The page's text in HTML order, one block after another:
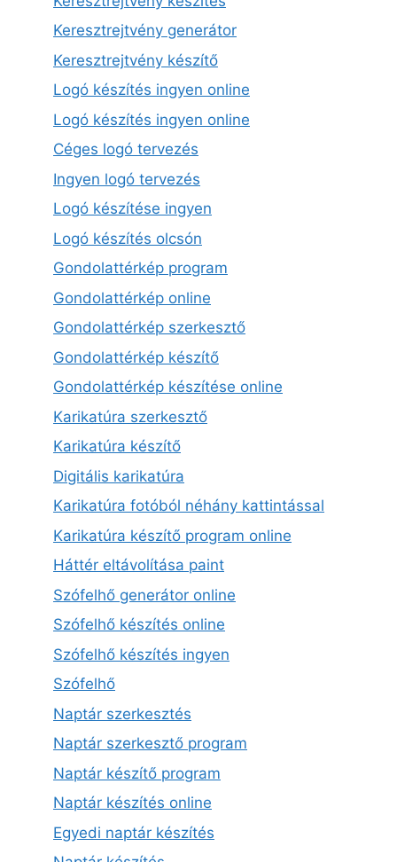
Keresztrejtvény generátor
Keresztrejtvény készítő
Logó készítés ingyen online
Logó készítés ingyen online
Céges logó tervezés
Ingyen logó tervezés
Logó készítése ingyen
Logó készítés olcsón
Gondolattérkép program
Gondolattérkép online
Gondolattérkép szerkesztő
Gondolattérkép készítő
Gondolattérkép készítése online
Karikatúra szerkesztő
Karikatúra készítő
Digitális karikatúra
Karikatúra fotóból néhány kattintással
Karikatúra készítő program online
Háttér eltávolítása paint
Szófelhő generátor online
Szófelhő készítés online
Szófelhő készítés ingyen
Szófelhő
Naptár szerkesztés
Naptár szerkesztő program
Naptár készítő program
Naptár készítés online
Egyedi naptár készítés